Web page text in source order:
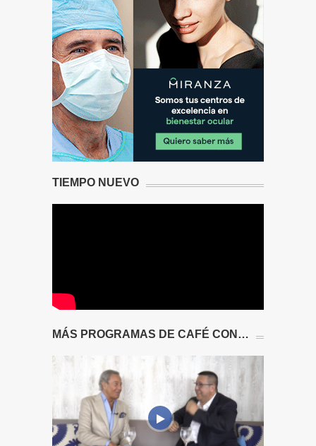
TIEMPO NUEVO
MÁS PROGRAMAS DE CAFÉ CON…